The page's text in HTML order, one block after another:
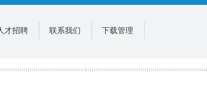
才招聘 联系我们 下载管理